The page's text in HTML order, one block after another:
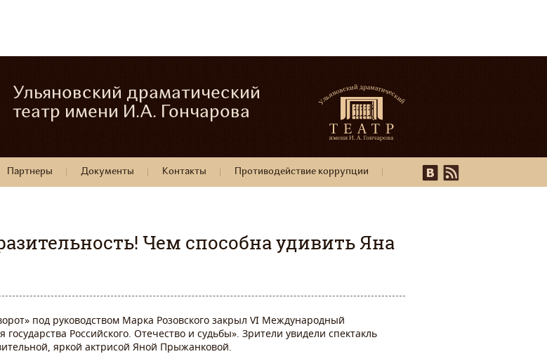
Ульяновский драматический
театр имени И.А. Гончарова
Партнеры Документы Контакты Противодействие коррупции
Чем способна удивить Яна
под руководством Марка Розовского закрыл VI Международный
Российского. Отечество и судьбы». Зрители увидели спектакль
яркой актрисой Яной Прыжанковой.